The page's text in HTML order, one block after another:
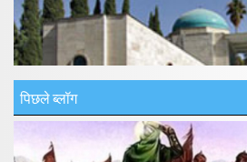
पिछले ब्लॉग